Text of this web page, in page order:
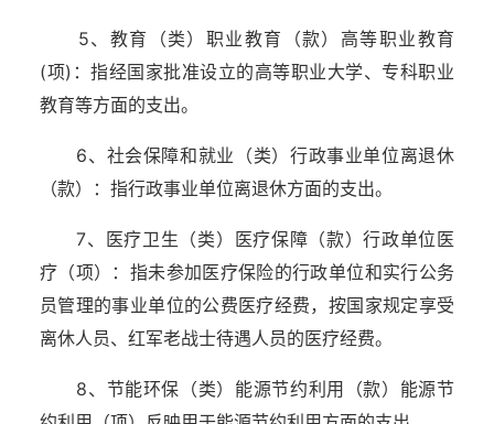
5、教育（类）职业教育（款）高等职业教育
(项)：指经国家批准设立的高等职业大学、专科职业
教育等方面的支出。
6、社会保障和就业（类）行政事业单位离退休
（款）：指行政事业单位离退休方面的支出。
7、医疗卫生（类）医疗保障（款）行政单位医
疗（项）：指未参加医疗保险的行政单位和实行公务
员管理的事业单位的公费医疗经费，按国家规定享受
离休人员、红军老战士待遇人员的医疗经费。
8、节能环保（类）能源节约利用（款）能源节